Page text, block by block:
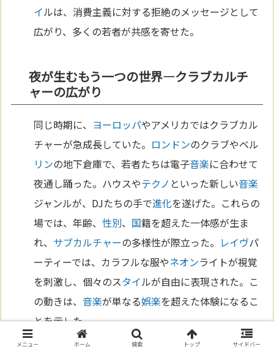
イルは、消費主義に対する拒絶のメッセージとして
広がり、多くの若者が共感を寄せた。
夜が生むもう一つの世界—クラブカルチ
ャーの広がり
同じ時期に、 ヨーロッパやアメリカではクラブカル
チャーが急成長していた。 ロンドンのクラブやベル
リンの地下倉庫で、若者たちは電子音楽に合わせて
夜通し踊った。ハウスやテクノ といった新しい音楽
ジャンルが、DJたちの手で進化を遂げた。これらの
場では、年齢、性別、 国籍を超えた一体感が生ま
れ、 サブカルチャーの多様性が際立った。 レイヴパ
ーティーでは、カラフルな服やネオンライトが視覚
を刺激し、個々のスタイルが自由に表現された。こ
の動きは、音楽が単なる娯楽を超えた体験になるこ
とを示した。
メニュー ホーム 検索 トップ サイドバー